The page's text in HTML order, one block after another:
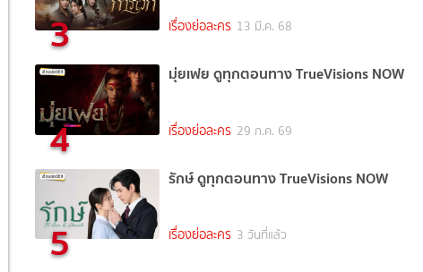
3 เรื่องย่อละคร 13 มี.ค. 68
4
มุ่ยเฟย ดูทุกตอนทาง TrueVisions NOW
เรื่องย่อละคร 29 ก.ค. 69
5
รักษ์ ดูทุกตอนทาง TrueVisions NOW
เรื่องย่อละคร 3 วันที่แล้ว